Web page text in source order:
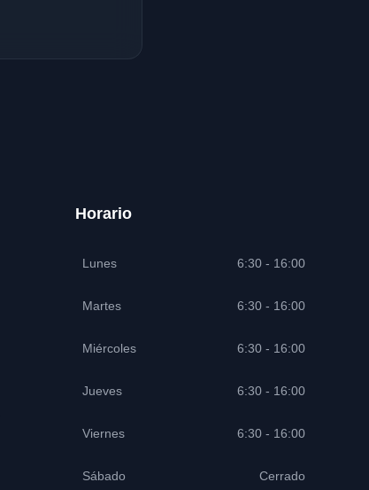
Horario
Lunes 6:30 - 16:00
Martes 6:30 - 16:00
Miércoles 6:30 - 16:00
Jueves 6:30 - 16:00
Viernes 6:30 - 16:00
Sábado Cerrado